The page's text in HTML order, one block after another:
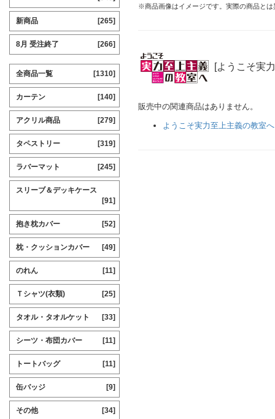
※商品画像はイメージです。実際の商品と
[ようこそ実
販売中の関連商品はありません。
ようこそ実力至上主義の教室へ
新商品 [265]
8月 受注終了 [266]
全商品一覧 [1310]
カーテン [140]
アクリル商品 [279]
タペストリー [319]
ラバーマット [245]
スリーブ＆デッキケース
[91]
抱き枕カバー [52]
枕・クッションカバー [49]
のれん [11]
Ｔシャツ(衣類) [25]
タオル・タオルケット [33]
シーツ・布団カバー [11]
トートバッグ [11]
缶バッジ [9]
その他 [34]